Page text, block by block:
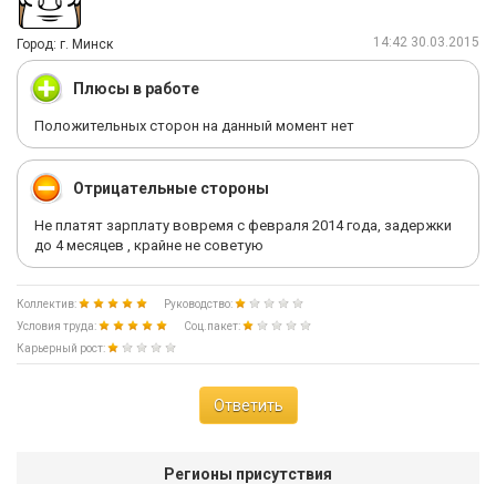
Город: г. Минск 14:42 30.03.2015
Плюсы в работе
Положительных сторон на данный момент нет
Отрицательные стороны
Не платят зарплату вовремя с февраля 2014 года, задержки
до 4 месяцев , крайне не советую
Коллектив:
Руководство:
Условия труда:
Соц.пакет:
Карьерный рост:
Ответить
Регионы присутствия